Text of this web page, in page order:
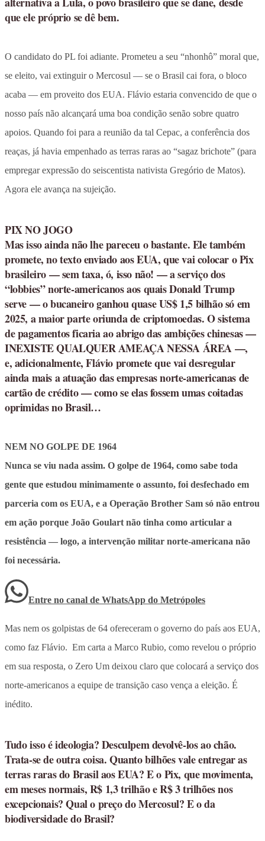
que ele próprio se dê bem.
O candidato do PL foi adiante. Prometeu a seu “nhonhô” moral que,
se eleito, vai extinguir o Mercosul — se o Brasil cai fora, o bloco
acaba — em proveito dos EUA. Flávio estaria convencido de que o
nosso país não alcançará uma boa condição senão sobre quatro
apoios. Quando foi para a reunião da tal Cepac, a conferência dos
reaças, já havia empenhado as terras raras ao “sagaz brichote” (para
empregar expressão do seiscentista nativista Gregório de Matos).
Agora ele avança na sujeição.
PIX NO JOGO
Mas isso ainda não lhe pareceu o bastante. Ele também
promete, no texto enviado aos EUA, que vai colocar o Pix
brasileiro — sem taxa, ó, isso não! — a serviço dos
“lobbies” norte-americanos aos quais Donald Trump
serve — o bucaneiro ganhou quase US$ 1,5 bilhão só em
2025, a maior parte oriunda de criptomoedas. O sistema
de pagamentos ficaria ao abrigo das ambições chinesas —
INEXISTE QUALQUER AMEAÇA NESSA ÁREA —,
e, adicionalmente, Flávio promete que vai desregular
ainda mais a atuação das empresas norte-americanas de
cartão de crédito — como se elas fossem umas coitadas
oprimidas no Brasil…
NEM NO GOLPE DE 1964
Nunca se viu nada assim. O golpe de 1964, como sabe toda
gente que estudou minimamente o assunto, foi desfechado em
parceria com os EUA, e a Operação Brother Sam só não entrou
em ação porque João Goulart não tinha como articular a
resistência — logo, a intervenção militar norte-americana não
foi necessária.
Entre no canal de WhatsApp do Metrópoles
Mas nem os golpistas de 64 ofereceram o governo do país aos EUA,
como faz Flávio. Em carta a Marco Rubio, como revelou o próprio
em sua resposta, o Zero Um deixou claro que colocará a serviço dos
norte-americanos a equipe de transição caso vença a eleição. É
inédito.
Tudo isso é ideologia? Desculpem devolvê-los ao chão.
Trata-se de outra coisa. Quanto bilhões vale entregar as
terras raras do Brasil aos EUA? E o Pix, que movimenta,
em meses normais, R$ 1,3 trilhão e R$ 3 trilhões nos
excepcionais? Qual o preço do Mercosul? E o da
biodiversidade do Brasil?